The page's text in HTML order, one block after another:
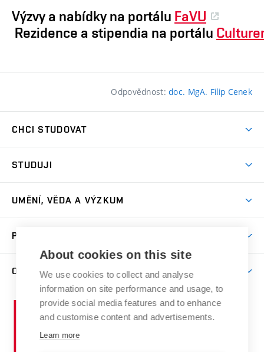
Výzvy a nabídky na portálu FaVU
Rezidence a stipendia na portálu
Odpovědnost:doc. MgA. Filip Cenek
CHCI STUDOVAT
Přijímačky
Dny otevřených dveří
Přípravné kurzy
Studium bez bariér
Katedra teorií a dějin umění
Kabinety a dílny
Kontakt
E-přihláška
STUDUJI
Časový plán studia
Studijní předpisy a formuláře
Studium a stáže v zahraničí
Rezidenční pobyty
Odborná praxe
Stipendia
UMĚNÍ, VĚDA A VÝZKUM
Publikační činnost
Projekty
Výstavy
PRO VEŘEJNOST
Letní školy a semestrální kurzy
Nakladatelská a vydavatelská činnost
Research Catalogue
Galerie
O FAKULTĚ
Aktuality
Informační tabule
Organizační struktura
Vysoké
učení
About cookies on this site
We use cookies to collect and analyse
information on site performance and usage, to
provide social media features and to enhance
and customise content and advertisements.
Learn more